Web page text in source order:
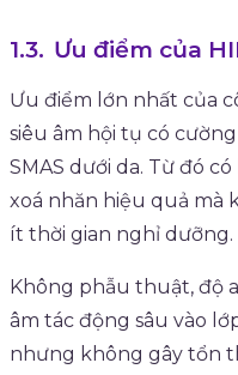
Ưu điểm của
Ưu điểm lớn nhất của
siêu âm hội tụ có
SMAS dưới da. Từ đó
xoá nhăn hiệu quả mà
ít thời gian nghỉ dưỡng.
Không phẫu thuật, độ
âm tác động sâu vào
nhưng không gây tổn